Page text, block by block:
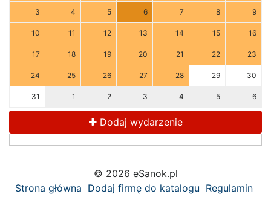
3 4 5 6 7 8 9
10 11 12 13 14 15 16
17 18 19 20 21 22 23
24 25 26 27 28 29 30
31 1 2 3 4 5 6
Dodaj wydarzenie
© 2026 eSanok.pl
Strona główna Dodaj firmę do katalogu Regulamin